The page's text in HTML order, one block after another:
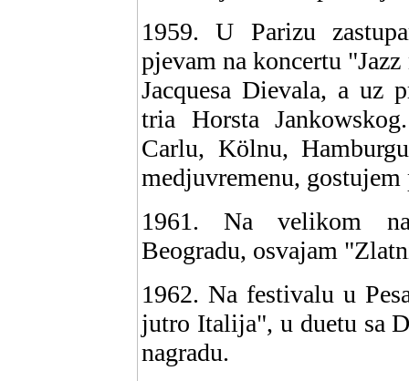
1959. U Parizu
pjevam na koncertu
Jacquesa Dievala, a uz
tria Horsta
Carlu, Kölnu,
medjuvremenu,
1961. Na velikom
Beogradu, osvajam
1962. Na festivalu u
jutro Italija", u duetu sa
nagradu.